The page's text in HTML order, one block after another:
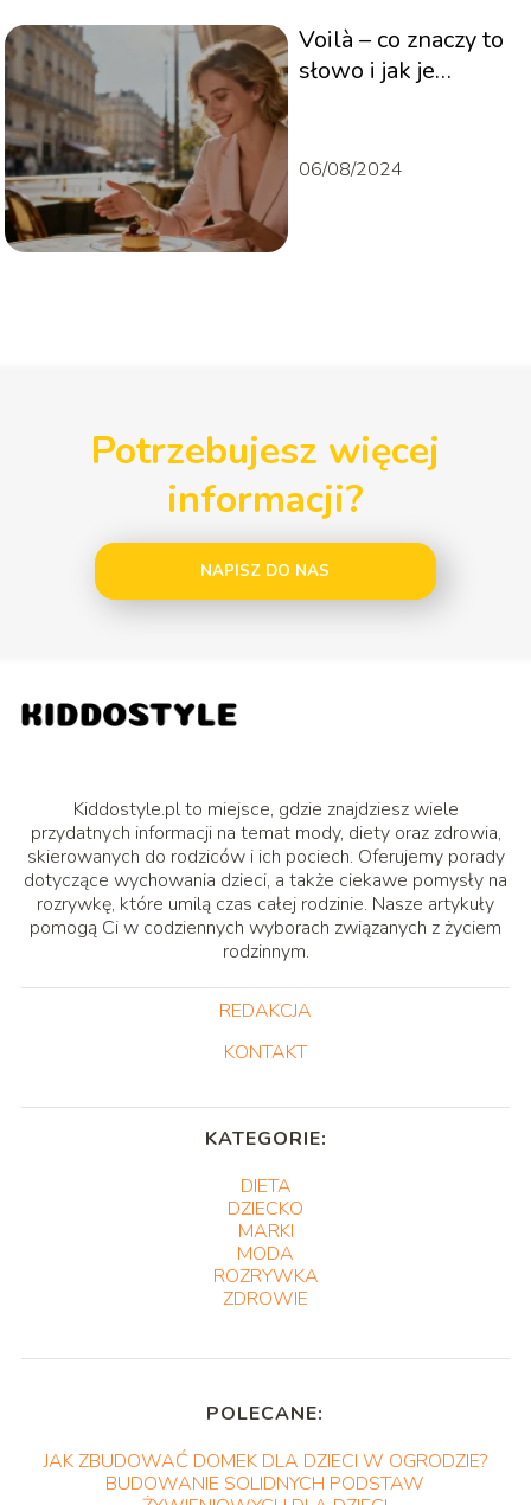
Voilà – co znaczy to
słowo i jak je
06/08/2024
Potrzebujesz więcej
informacji?
NAPISZ DO NAS
Kiddostyle.pl to miejsce, gdzie znajdziesz wiele
przydatnych informacji na temat mody, diety oraz zdrowia,
skierowanych do rodziców i ich pociech. Oferujemy porady
dotyczące wychowania dzieci, a także ciekawe pomysły na
rozrywkę, które umilą czas całej rodzinie. Nasze artykuły
pomogą Ci w codziennych wyborach związanych z życiem
rodzinnym.
REDAKCJA
KONTAKT
KATEGORIE:
DIETA
DZIECKO
MARKI
MODA
ROZRYWKA
ZDROWIE
POLECANE:
JAK ZBUDOWAĆ DOMEK DLA DZIECI W OGRODZIE?
BUDOWANIE SOLIDNYCH PODSTAW